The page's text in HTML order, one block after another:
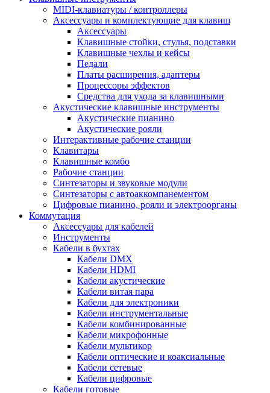
MIDI-клавиатуры / контроллеры
Аксессуары и комплектующие для клавиш
Аксессуары
Клавишные стойки, стулья, подставки
Клавишные чехлы и кейсы
Педали
Платы расширения, адаптеры
Процессоры эффектов
Средства для ухода за клавишными
Акустические клавишные инструменты
Акустические пианино
Акустические рояли
Интерактивные рабочие станции
Клавитары
Клавишные комбо
Рабочие станции
Синтезаторы и звуковые модули
Синтезаторы с автоаккомпанементом
Цифровые пианино, рояли и электроорганы
Коммутация
Аксессуары для кабелей
Инструменты
Кабели в бухтах
Кабели DMX
Кабели HDMI
Кабели акустические
Кабели витая пара
Кабели для электроники
Кабели инструментальные
Кабели комбинированные
Кабели микрофонные
Кабели мультикор
Кабели оптические и коаксиальные
Кабели сетевые
Кабели цифровые
Кабели готовые